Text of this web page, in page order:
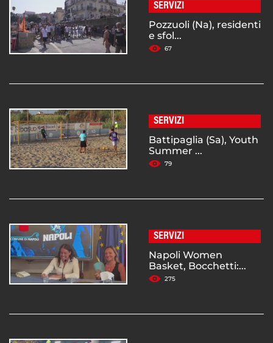
SERVIZI
Pozzuoli (Na), residenti
e sfol...
67
SERVIZI
Battipaglia (Sa), Youth
Summer ...
79
SERVIZI
Napoli Women
Basket, Bocchetti:...
275